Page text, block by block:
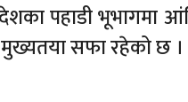
पहाडी भूभागमा
सफा रहेको छ ।